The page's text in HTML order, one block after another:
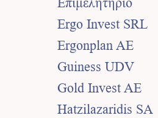
Ergo Invest SRL
Ergonplan AE
Guiness UDV
Gold Invest AE
Hatzilazaridis SA